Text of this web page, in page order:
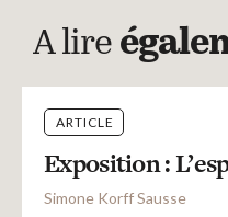
A lire
ARTICLE
Exposition :
Simone Korff Sausse